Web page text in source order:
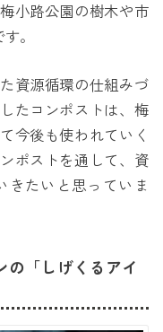
小路公園の樹木や市
。
資源循環の仕組みづ
たコンポストは、梅
今後も使われていく
ポストを通して、資
きたいと思っていま
の「しげくるアイ